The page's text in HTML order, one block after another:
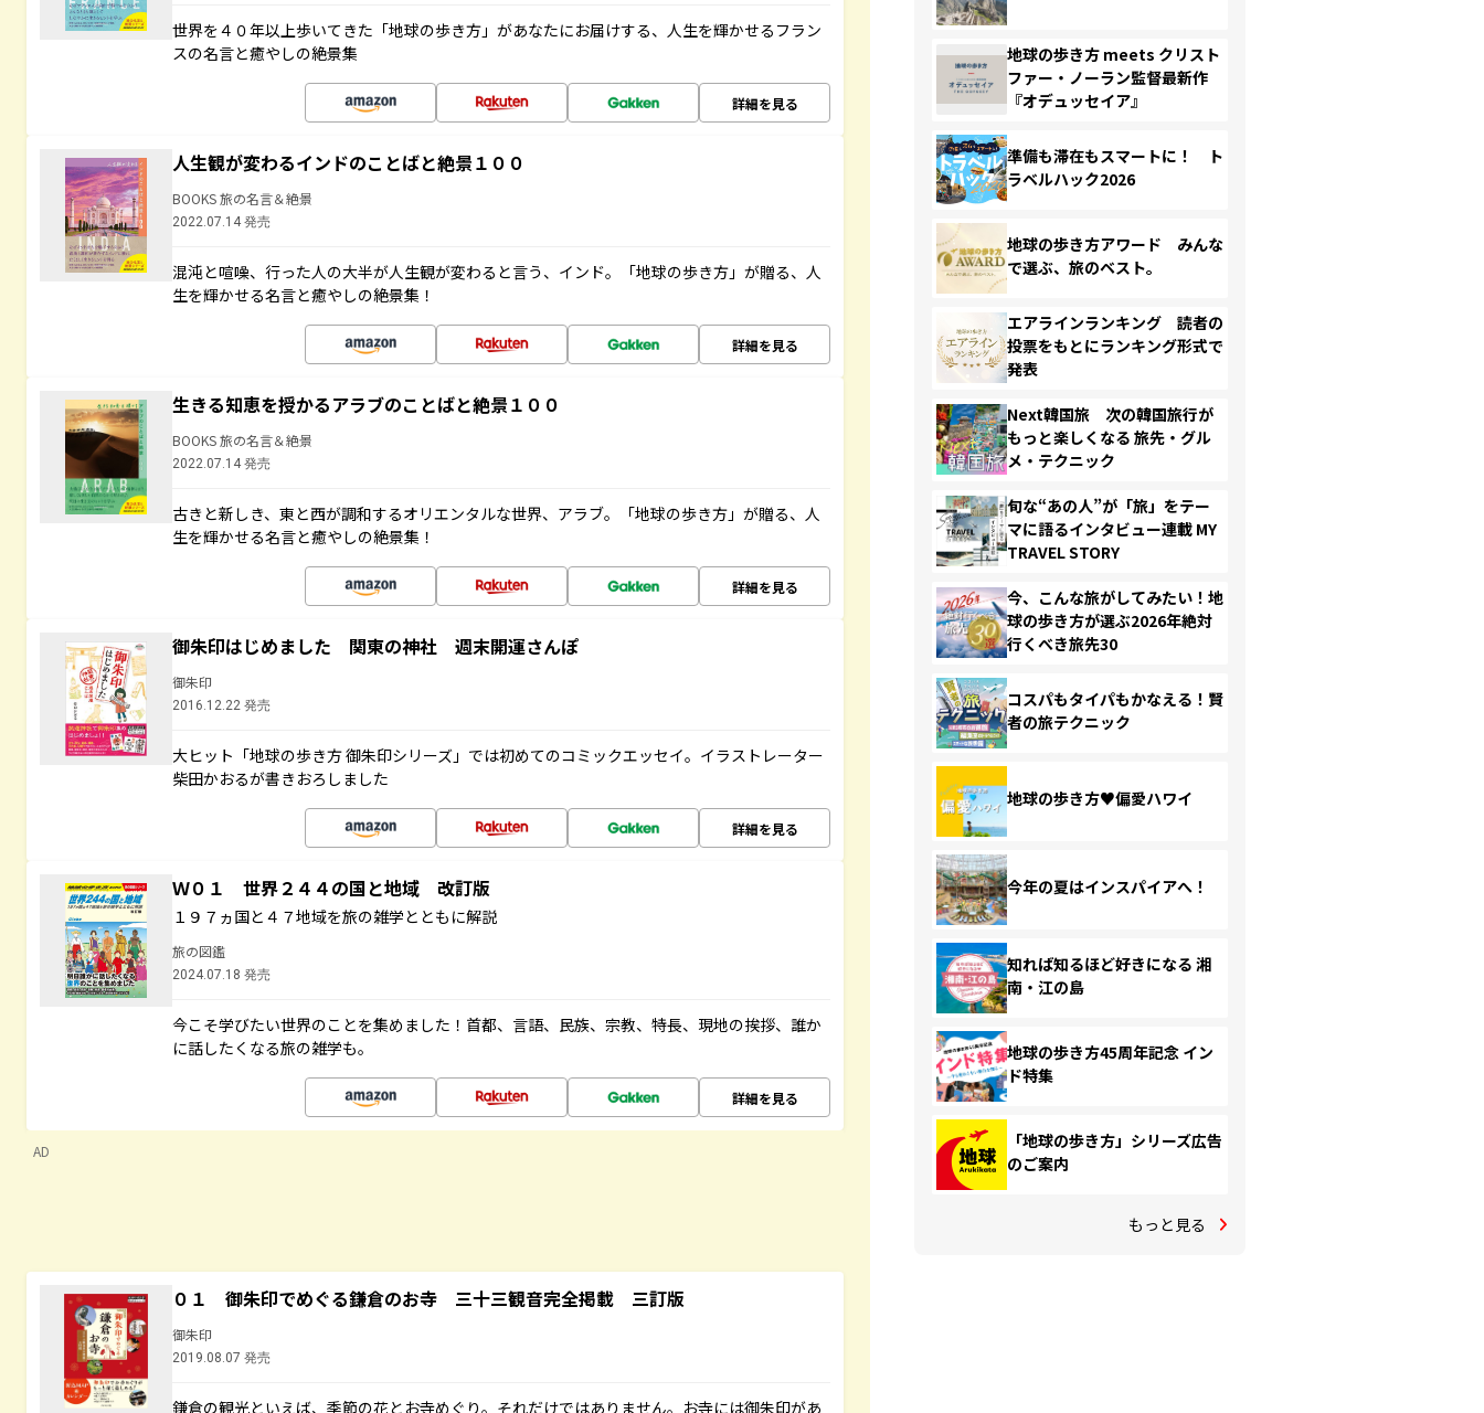
世界を４０年以上歩いてきた「地球の歩き方」があなたにお届けする、人生を輝かせるフラン
スの名言と癒やしの絶景集
詳細を見る
人生観が変わるインドのことばと絶景１００
BOOKS 旅の名言＆絶景
2022.07.14 発売
混沌と喧噪、行った人の大半が人生観が変わると言う、インド。「地球の歩き方」が贈る、人
生を輝かせる名言と癒やしの絶景集！
詳細を見る
生きる知恵を授かるアラブのことばと絶景１００
BOOKS 旅の名言＆絶景
2022.07.14 発売
古きと新しき、東と西が調和するオリエンタルな世界、アラブ。「地球の歩き方」が贈る、人
生を輝かせる名言と癒やしの絶景集！
詳細を見る
御朱印はじめました 関東の神社 週末開運さんぽ
御朱印
2016.12.22 発売
大ヒット「地球の歩き方 御朱印シリーズ」では初めてのコミックエッセイ。イラストレーター
柴田かおるが書きおろしました
詳細を見る
Ｗ０１ 世界２４４の国と地域 改訂版
１９７ヵ国と４７地域を旅の雑学とともに解説
旅の図鑑
2024.07.18 発売
今こそ学びたい世界のことを集めました！首都、言語、民族、宗教、特長、現地の挨拶、誰か
に話したくなる旅の雑学も。
詳細を見る
AD
０１ 御朱印でめぐる鎌倉のお寺 三十三観音完全掲載 三訂版
御朱印
2019.08.07 発売
鎌倉の観光といえば、季節の花とお寺めぐり。それだけではありません。お寺には御朱印があ
地球の歩き方 meets クリスト
ファー・ノーラン監督最新作
『オデュッセイア』
準備も滞在もスマートに！ ト
ラベルハック2026
地球の歩き方アワード みんな
で選ぶ、旅のベスト。
エアラインランキング 読者の
投票をもとにランキング形式で
発表
Next韓国旅 次の韓国旅行が
もっと楽しくなる 旅先・グル
メ・テクニック
旬な“あの人”が「旅」をテー
マに語るインタビュー連載 MY
TRAVEL STORY
今、こんな旅がしてみたい！地
球の歩き方が選ぶ2026年絶対
行くべき旅先30
コスパもタイパもかなえる！賢
者の旅テクニック
地球の歩き方♥偏愛ハワイ
今年の夏はインスパイアへ！
知れば知るほど好きになる 湘
南・江の島
地球の歩き方45周年記念 イン
ド特集
「地球の歩き方」シリーズ広告
のご案内
もっと見る